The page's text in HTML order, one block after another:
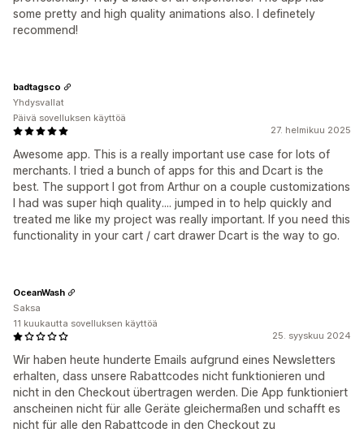
some pretty and high quality animations also. I definetely
recommend!
27. helmikuu 2025
Awesome app. This is a really important use case for lots of
merchants. I tried a bunch of apps for this and Dcart is the
best. The support I got from Arthur on a couple customizations
I had was super hiqh quality.... jumped in to help quickly and
treated me like my project was really important. If you need this
functionality in your cart / cart drawer Dcart is the way to go.
badtagsco
Yhdysvallat
Päivä sovelluksen käyttöä
25. syyskuu 2024
Wir haben heute hunderte Emails aufgrund eines Newsletters
erhalten, dass unsere Rabattcodes nicht funktionieren und
nicht in den Checkout übertragen werden. Die App funktioniert
anscheinen nicht für alle Geräte gleichermaßen und schafft es
nicht für alle den Rabattcode in den Checkout zu
OceanWash
Saksa
11 kuukautta sovelluksen käyttöä